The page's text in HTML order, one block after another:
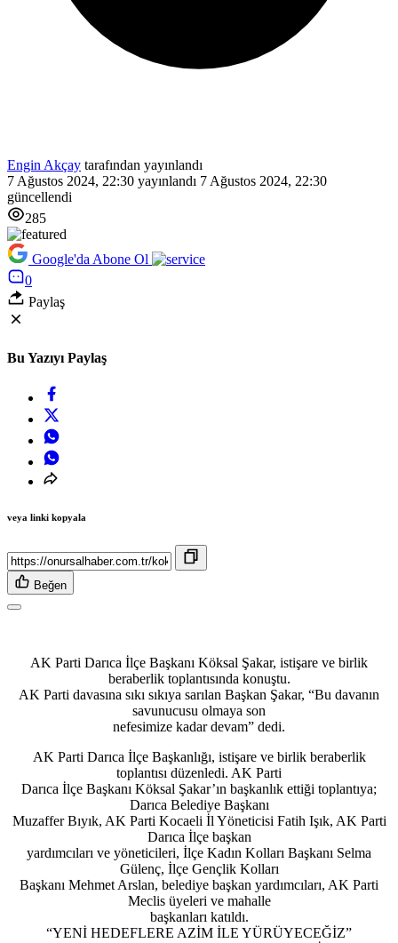
Engin Akçay tarafından yayınlandı
7 Ağustos 2024, 22:30 yayınlandı 7 Ağustos 2024, 22:30
güncellendi
285
Google'da Abone Ol
0
Paylaş
Bu Yazıyı Paylaş
veya linki kopyala
Beğen
AK Parti Darıca İlçe Başkanı Köksal Şakar, istişare ve birlik
beraberlik toplantısında konuştu.
AK Parti davasına sıkı sıkıya sarılan Başkan Şakar, “Bu davanın
savunucusu olmaya son
nefesimize kadar devam” dedi.
AK Parti Darıca İlçe Başkanlığı, istişare ve birlik beraberlik
toplantısı düzenledi. AK Parti
Darıca İlçe Başkanı Köksal Şakar’ın başkanlık ettiği toplantıya;
Darıca Belediye Başkanı
Muzaffer Bıyık, AK Parti Kocaeli İl Yöneticisi Fatih Işık, AK Parti
Darıca İlçe başkan
yardımcıları ve yöneticileri, İlçe Kadın Kolları Başkanı Selma
Gülenç, İlçe Gençlik Kolları
Başkanı Mehmet Arslan, belediye başkan yardımcıları, AK Parti
Meclis üyeleri ve mahalle
başkanları katıldı.
“YENİ HEDEFLERE AZİM İLE YÜRÜYECEĞİZ”